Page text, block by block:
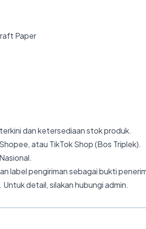
Paper
dan ketersediaan stok produk.
atau TikTok Shop (Bos Triplek).
label pengiriman sebagai bukti
detail, silakan hubungi admin.